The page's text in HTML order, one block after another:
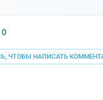
0
ЧТОБЫ НАПИСАТЬ